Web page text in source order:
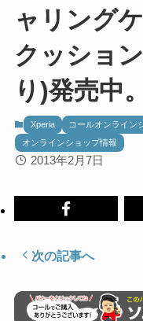
ャリング
クッショ
り)発売中
Xperia コールオンライン
オンラインショップ情報
2013年2月7日
次の記事へ